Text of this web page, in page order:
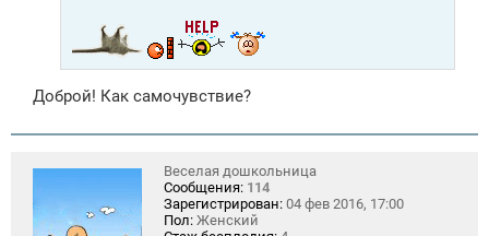
Доброй! Как самочувствие?
Веселая дошкольница
Сообщения: 114
Зарегистрирован: 04 фев 2016, 17:00
Пол: Женский